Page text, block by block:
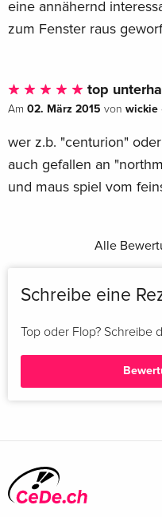
eine annähernd
zum Fenster raus
top
Am 02. März 2015 von wickie
wer z.b. "centurion"
auch gefallen an
und maus spiel vom
Alle
Schreibe eine
Top oder Flop? Schreibe